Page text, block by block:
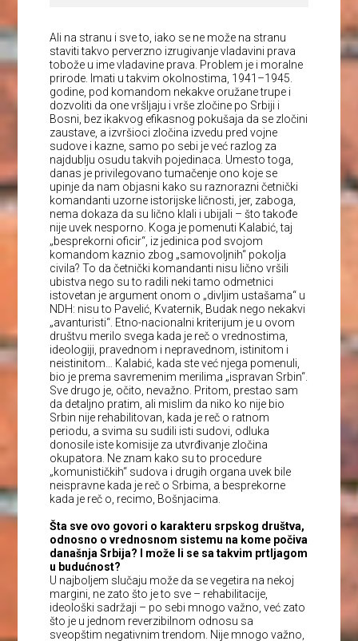
Ali na stranu i sve to, iako se ne može na stranu
staviti takvo perverzno izrugivanje vladavini prava
tobože u ime vladavine prava. Problem je i moralne
prirode. Imati u takvim okolnostima, 1941–1945.
godine, pod komandom nekakve oružane trupe i
dozvoliti da one vršljaju i vrše zločine po Srbiji i
Bosni, bez ikakvog efikasnog pokušaja da se zločini
zaustave, a izvršioci zločina izvedu pred vojne
sudove i kazne, samo po sebi je već razlog za
najdublju osudu takvih pojedinaca. Umesto toga,
danas je privilegovano tumačenje ono koje se
upinje da nam objasni kako su raznorazni četnički
komandanti uzorne istorijske ličnosti, jer, zaboga,
nema dokaza da su lično klali i ubijali – što takođe
nije uvek nesporno. Koga je pomenuti Kalabić, taj
„besprekorni oficir“, iz jedinica pod svojom
komandom kaznio zbog „samovoljnih“ pokolja
civila? To da četnički komandanti nisu lično vršili
ubistva nego su to radili neki tamo odmetnici
istovetan je argument onom o „divljim ustašama“ u
NDH: nisu to Pavelić, Kvaternik, Budak nego nekakvi
„avanturisti“. Etno-nacionalni kriterijum je u ovom
društvu merilo svega kada je reč o vrednostima,
ideologiji, pravednom i nepravednom, istinitom i
neistinitom… Kalabić, kada ste već njega pomenuli,
bio je prema savremenim merilima „ispravan Srbin“.
Sve drugo je, očito, nevažno. Pritom, prestao sam
da detaljno pratim, ali mislim da niko ko nije bio
Srbin nije rehabilitovan, kada je reč o ratnom
periodu, a svima su sudili isti sudovi, odluka
donosile iste komisije za utvrđivanje zločina
okupatora. Ne znam kako su to procedure
„komunističkih“ sudova i drugih organa uvek bile
neispravne kada je reč o Srbima, a besprekorne
kada je reč o, recimo, Bošnjacima.
Šta sve ovo govori o karakteru srpskog društva,
odnosno o vrednosnom sistemu na kome počiva
današnja Srbija? I može li se sa takvim prtljagom
u budućnost?
U najboljem slučaju može da se vegetira na nekoj
margini, ne zato što je to sve – rehabilitacije,
ideološki sadržaji – po sebi mnogo važno, već zato
što je u jednom reverzibilnom odnosu sa
sveopštim negativnim trendom. Nije mnogo važno,